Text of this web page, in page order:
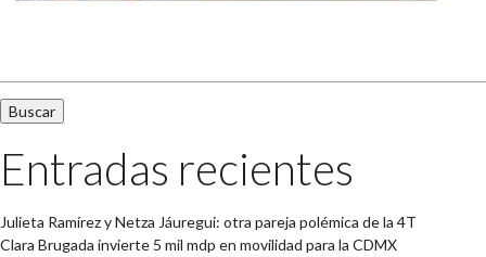
Entradas recientes
Julieta Ramírez y Netza Jáuregui: otra pareja polémica de la 4T
Clara Brugada invierte 5 mil mdp en movilidad para la CDMX